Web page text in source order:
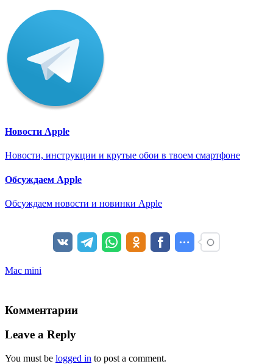
Новости Apple
Новости, инструкции и крутые обои в твоем смартфоне
Обсуждаем Apple
Обсуждаем новости и новинки Apple
Mac mini
Комментарии
Leave a Reply
You must be logged in to post a comment.